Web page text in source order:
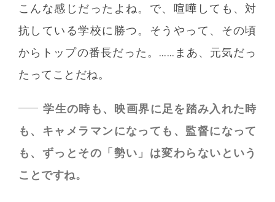
こんな感じだったよね。で、喧嘩しても、対
抗している学校に勝つ。そうやって、その頃
からトップの番長だった。……まあ、元気だっ
たってことだね。
学生の時も、映画界に足を踏み入れた時
も、キャメラマンになっても、監督になって
も、ずっとその「勢い」は変わらないという
ことですね。